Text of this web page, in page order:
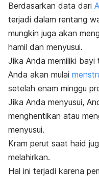
Berdasarkan data dari
terjadi dalam rentang
mungkin juga akan
hamil dan menyusui.
Jika Anda memiliki
Anda akan mulai
setelah enam minggu
Jika Anda menyusui,
menghentikan atau
menyusui.
Kram perut saat haid
melahirkan.
Hal ini terjadi karena